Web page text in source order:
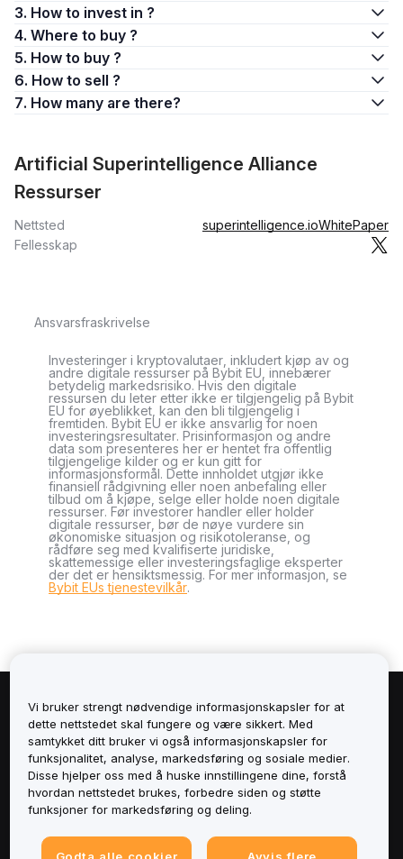
3. How to invest in ?
4. Where to buy ?
5. How to buy ?
6. How to sell ?
7. How many are there?
Artificial Superintelligence Alliance
Ressurser
Nettsted superintelligence.ioWhitePaper
Fellesskap
Ansvarsfraskrivelse
Investeringer i kryptovalutaer, inkludert kjøp av og
andre digitale ressurser på Bybit EU, innebærer
betydelig markedsrisiko. Hvis den digitale
ressursen du leter etter ikke er tilgjengelig på Bybit
EU for øyeblikket, kan den bli tilgjengelig i
fremtiden. Bybit EU er ikke ansvarlig for noen
investeringsresultater. Prisinformasjon og andre
data som presenteres her er hentet fra offentlig
tilgjengelige kilder og er kun gitt for
informasjonsformål. Dette innholdet utgjør ikke
finansiell rådgivning eller noen anbefaling eller
tilbud om å kjøpe, selge eller holde noen digitale
ressurser. Før investorer handler eller holder
digitale ressurser, bør de nøye vurdere sin
økonomiske situasjon og risikotoleranse, og
rådføre seg med kvalifiserte juridiske,
skattemessige eller investeringsfaglige eksperter
der det er hensiktsmessig. For mer informasjon, se
Bybit EUs tjenestevilkår.
Om
Tjenester
Støtte
Produkter
Vi bruker strengt nødvendige informasjonskapsler for at
dette nettstedet skal fungere og være sikkert. Med
samtykket ditt bruker vi også informasjonskapsler for
funksjonalitet, analyse, markedsføring og sosiale medier.
Disse hjelper oss med å huske innstillingene dine, forstå
hvordan nettstedet brukes, forbedre siden og støtte
funksjoner for markedsføring og deling.